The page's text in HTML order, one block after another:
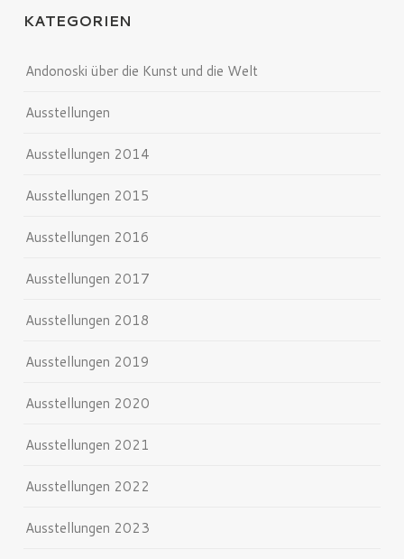
KATEGORIEN
Andonoski über die Kunst und die Welt
Ausstellungen
Ausstellungen 2014
Ausstellungen 2015
Ausstellungen 2016
Ausstellungen 2017
Ausstellungen 2018
Ausstellungen 2019
Ausstellungen 2020
Ausstellungen 2021
Ausstellungen 2022
Ausstellungen 2023